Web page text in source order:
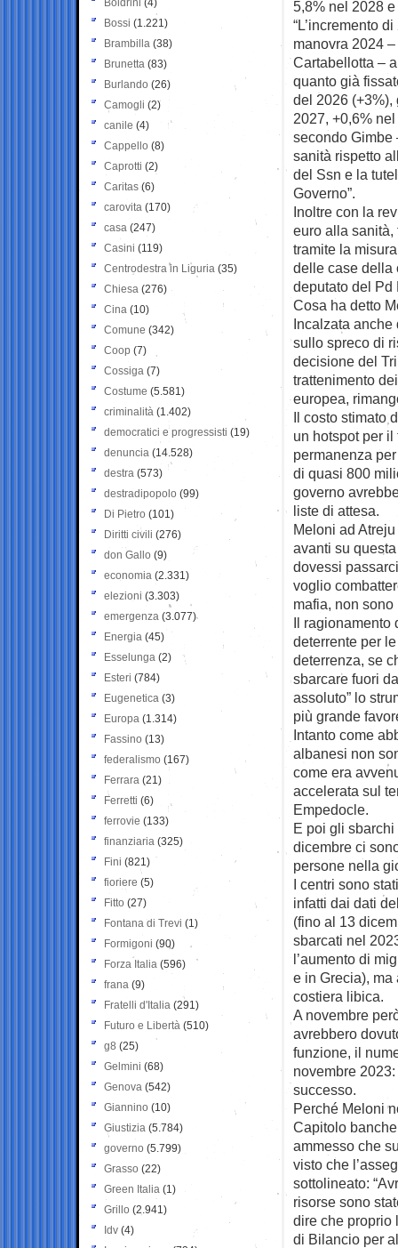
5,8% nel 2028
“L’incremento
manovra 2024
Cartabellotta –
quanto già
del 2026
2027, +0,6%
secondo Gimbe
sanità rispetto
del Ssn e la
Governo”.
Inoltre con la
euro alla
tramite la
delle case della
deputato del Pd
Cosa ha detto
Incalzata
sullo spreco di
decisione del
trattenimento
europea,
Il costo stimato
un hotspot per
permanenza
di quasi 800
governo
liste di attesa.
Meloni ad
avanti su
dovessi
voglio
mafia, non
Il ragionamento
deterrente per
deterrenza, se
sbarcare fuori
assoluto” lo
più grande
Intanto come
albanesi non
come era
accelerata sul
Empedocle.
E poi gli
dicembre ci
persone nella
I centri sono
infatti dai dati
(fino al 13
sbarcati nel
l’aumento di
e in Grecia),
costiera libica.
A novembre
avrebbero
funzione, il
novembre
successo.
Perché Meloni
Capitolo
ammesso che
visto che
sottolineato:
risorse sono
dire che proprio
di Bilancio per
Boldrini (4)
Bossi (1.221)
Brambilla (38)
Brunetta (83)
Burlando (26)
Camogli (2)
canile (4)
Cappello (8)
Caprotti (2)
Caritas (6)
carovita (170)
casa (247)
Casini (119)
Centrodestra in Liguria (35)
Chiesa (276)
Cina (10)
Comune (342)
Coop (7)
Cossiga (7)
Costume (5.581)
criminalità (1.402)
democratici e progressisti (19)
denuncia (14.528)
destra (573)
destradipopolo (99)
Di Pietro (101)
Diritti civili (276)
don Gallo (9)
economia (2.331)
elezioni (3.303)
emergenza (3.077)
Energia (45)
Esselunga (2)
Esteri (784)
Eugenetica (3)
Europa (1.314)
Fassino (13)
federalismo (167)
Ferrara (21)
Ferretti (6)
ferrovie (133)
finanziaria (325)
Fini (821)
fioriere (5)
Fitto (27)
Fontana di Trevi (1)
Formigoni (90)
Forza Italia (596)
frana (9)
Fratelli d'Italia (291)
Futuro e Libertà (510)
g8 (25)
Gelmini (68)
Genova (542)
Giannino (10)
Giustizia (5.784)
governo (5.799)
Grasso (22)
Green Italia (1)
Grillo (2.941)
Idv (4)